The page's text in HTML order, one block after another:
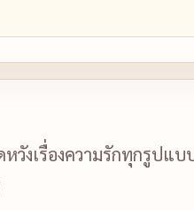
เรื่องความรักทุกรูปแบ